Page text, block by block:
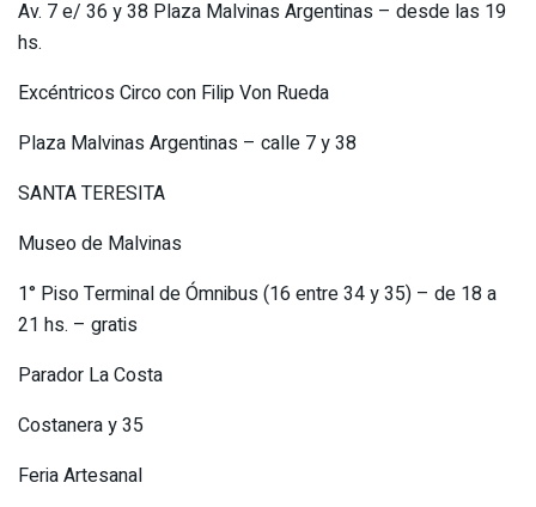
Av. 7 e/ 36 y 38 Plaza Malvinas Argentinas – desde las 19
hs.
Excéntricos Circo con Filip Von Rueda
Plaza Malvinas Argentinas – calle 7 y 38
SANTA TERESITA
Museo de Malvinas
1° Piso Terminal de Ómnibus (16 entre 34 y 35) – de 18 a
21 hs. – gratis
Parador La Costa
Costanera y 35
Feria Artesanal